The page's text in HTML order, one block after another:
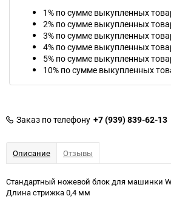
1% по сумме выкупленных
2% по сумме выкупленных
3% по сумме выкупленных
4% по сумме выкупленных
5% по сумме выкупленных
10% по сумме выкупленных
Заказ по телефону +7 (939) 839-62-13
Описание Отзывы
Стандартный ножевой блок для машинки
Длина стрижка 0,4 мм